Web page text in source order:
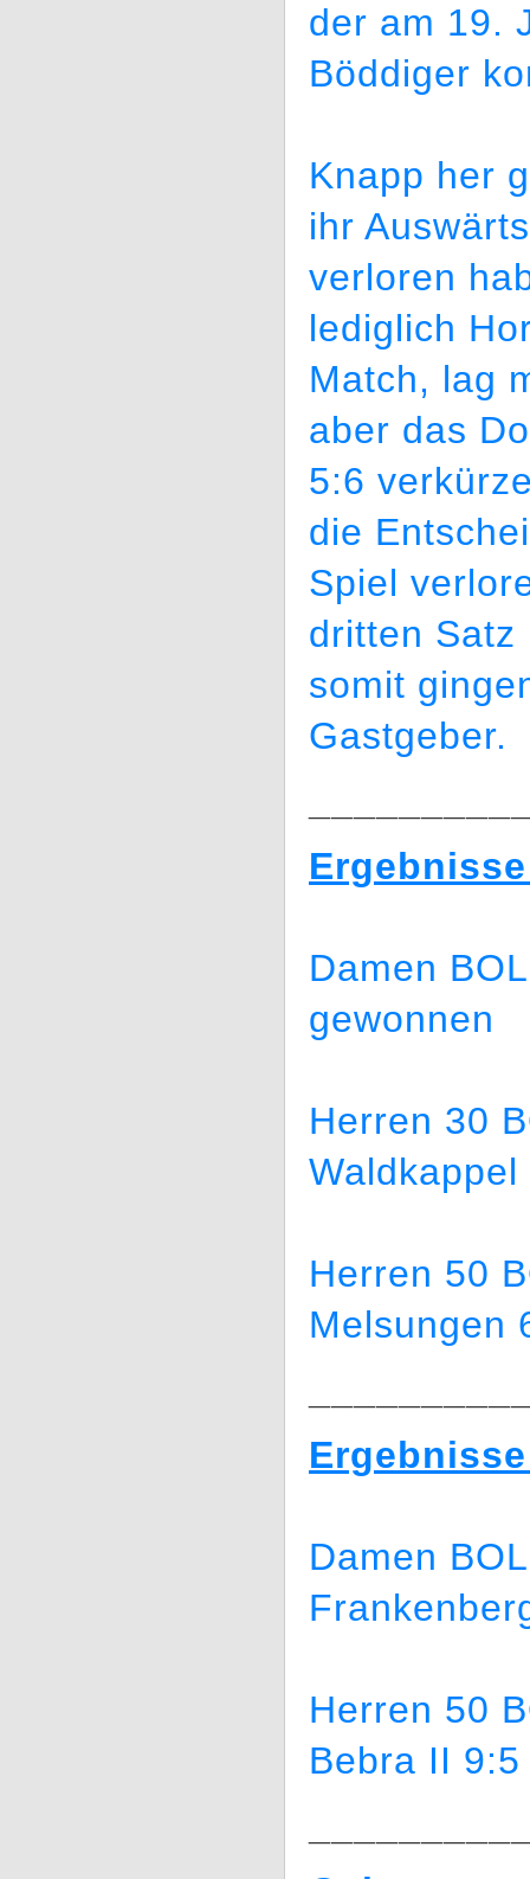
der am 19.
Böddiger
Knapp her
ihr
verloren
lediglich
Match, lag
aber das
5:6
die
Spiel
dritten Satz
somit
Gastgeber.
Damen
gewonnen
Herren 30
Herren 50
Melsungen
Damen
Herren 50
Bebra II